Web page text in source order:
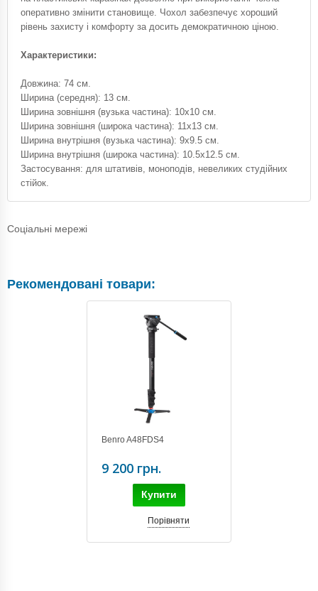
оперативно змінити становище. Чохол забезпечує хороший
рівень захисту і комфорту за досить демократичною ціною.
Характеристики:
Довжина: 74 см.
Ширина (середня): 13 см.
Ширина зовнішня (вузька частина): 10х10 см.
Ширина зовнішня (широка частина): 11х13 см.
Ширина внутрішня (вузька частина): 9х9.5 см.
Ширина внутрішня (широка частина): 10.5х12.5 см.
Застосування: для штативів, моноподів, невеликих студійних
стійок.
Соціальні мережі
Рекомендовані товари:
Benro A48FDS4
9 200 грн.
Купити
Порівняти